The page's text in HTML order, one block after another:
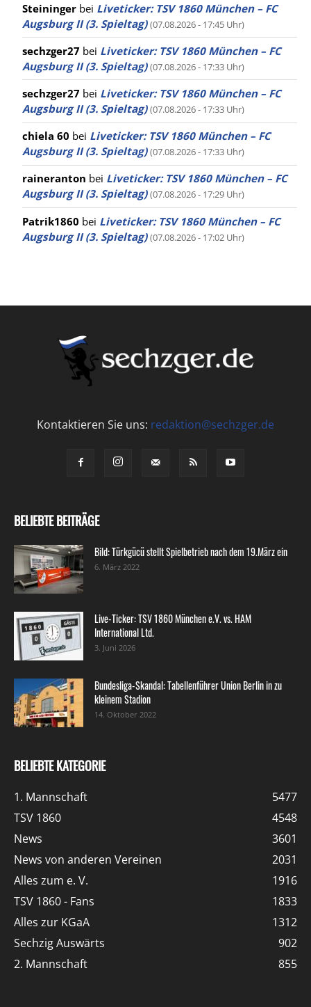
Steininger bei Liveticker: TSV 1860 München – FC
Augsburg II (3. Spieltag) (07.08.2026 - 17:45 Uhr)
sechzger27 bei Liveticker: TSV 1860 München – FC
Augsburg II (3. Spieltag) (07.08.2026 - 17:33 Uhr)
sechzger27 bei Liveticker: TSV 1860 München – FC
Augsburg II (3. Spieltag) (07.08.2026 - 17:33 Uhr)
chiela 60 bei Liveticker: TSV 1860 München – FC
Augsburg II (3. Spieltag) (07.08.2026 - 17:33 Uhr)
raineranton bei Liveticker: TSV 1860 München – FC
Augsburg II (3. Spieltag) (07.08.2026 - 17:29 Uhr)
Patrik1860 bei Liveticker: TSV 1860 München – FC
Augsburg II (3. Spieltag) (07.08.2026 - 17:02 Uhr)
Kontaktieren Sie uns: redaktion@sechzger.de
BELIEBTE BEITRÄGE
Bild: Türkgücü stellt Spielbetrieb nach dem 19.März ein
6. März 2022
Live-Ticker: TSV 1860 München e.V. vs. HAM
International Ltd.
3. Juni 2026
Bundesliga-Skandal: Tabellenführer Union Berlin in zu
kleinem Stadion
14. Oktober 2022
BELIEBTE KATEGORIE
1. Mannschaft
5477
TSV 1860
4548
News
3601
News von anderen Vereinen
2031
Alles zum e. V.
1916
TSV 1860 - Fans
1833
Alles zur KGaA
1312
Sechzig Auswärts
902
2. Mannschaft
855